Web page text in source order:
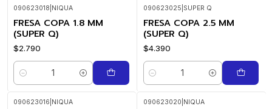
090623018 NIQUA
FRESA COPA 1.8 MM
(SUPER Q)
$2.790
Cantidad
090623025 SUPER Q
FRESA COPA 2.5 MM
(SUPER Q)
$4.390
Cantidad
090623016 NIQUA 090623020 NIQUA